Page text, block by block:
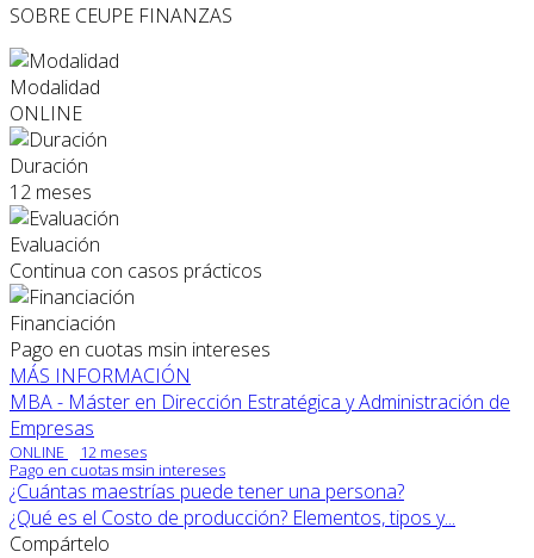
SOBRE CEUPE FINANZAS
Modalidad
ONLINE
Duración
12 meses
Evaluación
Continua con casos prácticos
Financiación
Pago en cuotas msin intereses
MÁS INFORMACIÓN
MBA - Máster en Dirección Estratégica y Administración de
Empresas
ONLINE
12 meses
Pago en cuotas msin intereses
¿Cuántas maestrías puede tener una persona?
¿Qué es el Costo de producción? Elementos, tipos y...
Compártelo